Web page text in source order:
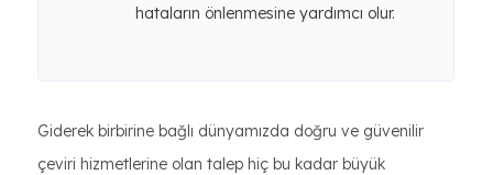
hataların önlenmesine yardımcı olur.
Giderek birbirine bağlı dünyamızda doğru ve güvenilir
çeviri hizmetlerine olan talep hiç bu kadar büyük